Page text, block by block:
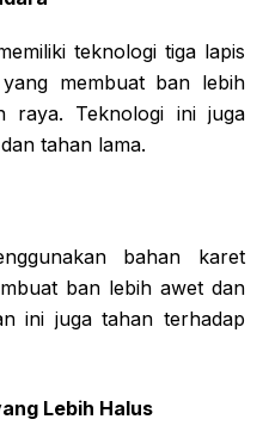
teknologi tiga lapis
membuat ban lebih
raya. Teknologi ini juga
tahan lama.
bahan karet
ban lebih awet dan
ini juga tahan terhadap
Lebih Halus